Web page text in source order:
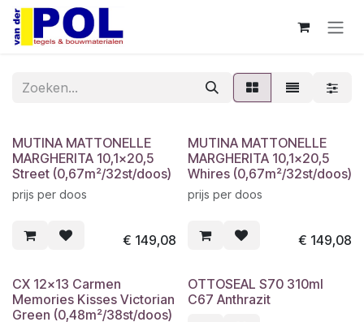
Overslaan naar inhoud
MUTINA MATTONELLE
MARGHERITA 10,1x20,5
Street (0,67m²/32st/doos)
prijs per doos
€ 149,08
MUTINA MATTONELLE
MARGHERITA 10,1x20,5
Whires (0,67m²/32st/doos)
prijs per doos
€ 149,08
CX 12x13 Carmen
Memories Kisses Victorian
Green (0,48m²/38st/doos)
OTTOSEAL S70 310ml
C67 Anthrazit